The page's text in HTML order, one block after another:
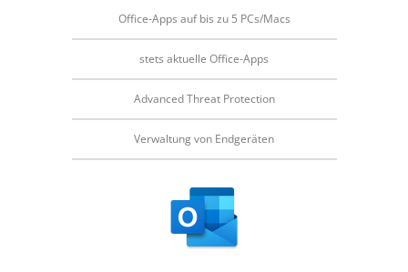
Office-Apps auf bis zu 5 PCs/Macs
stets aktuelle Office-Apps
Advanced Threat Protection
Verwaltung von Endgeräten